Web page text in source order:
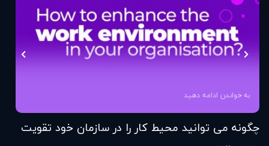
به خواندن ادامه دهید
چگونه می توانید محیط کار را در سازمان خود تقویت